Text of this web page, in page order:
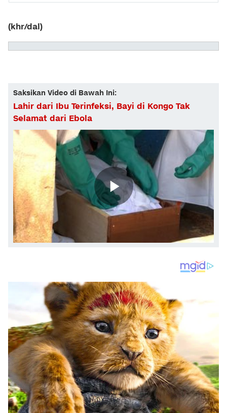
(khr/dal)
Saksikan Video di Bawah Ini:
Lahir dari Ibu Terinfeksi, Bayi di Kongo Tak
Selamat dari Ebola